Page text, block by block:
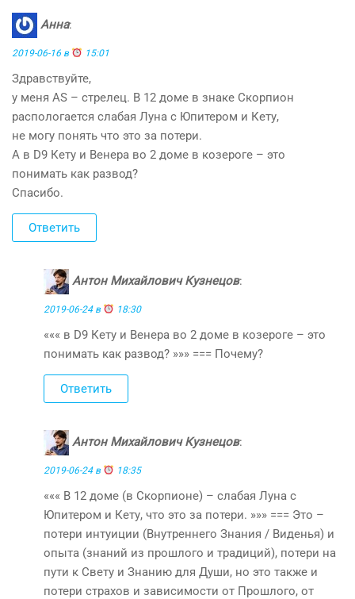
Анна:
2019-06-16 в 15:01
Здравствуйте,
у меня АS – стрелец. В 12 доме в знаке Скорпион
распологается слабая Луна с Юпитером и Кету,
не могу понять что это за потери.
А в D9 Кету и Венера во 2 доме в козероге – это
понимать как развод?
Спасибо.
Ответить
Антон Михайлович Кузнецов:
2019-06-24 в 18:30
««« в D9 Кету и Венера во 2 доме в козероге – это
понимать как развод? »»» === Почему?
Ответить
Антон Михайлович Кузнецов:
2019-06-24 в 18:35
««« В 12 доме (в Скорпионе) – слабая Луна с
Юпитером и Кету, что это за потери. »»» === Это –
потери интуиции (Внутреннего Знания / Виденья) и
опыта (знаний из прошлого и традиций), потери на
пути к Свету и Знанию для Души, но это также и
потери страхов и зависимости от Прошлого, от